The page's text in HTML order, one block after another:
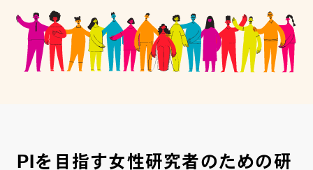
推進本部について
アクセス・お問い合わせ
PIを目指す女性研究者のための研